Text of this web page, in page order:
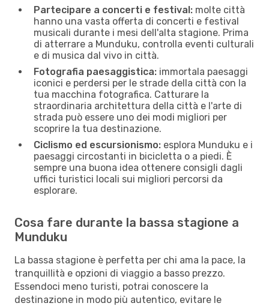
Partecipare a concerti e festival: molte città
hanno una vasta offerta di concerti e festival
musicali durante i mesi dell'alta stagione. Prima
di atterrare a Munduku, controlla eventi culturali
e di musica dal vivo in città.
Fotografia paesaggistica: immortala paesaggi
iconici e perdersi per le strade della città con la
tua macchina fotografica. Catturare la
straordinaria architettura della città e l'arte di
strada può essere uno dei modi migliori per
scoprire la tua destinazione.
Ciclismo ed escursionismo: esplora Munduku e i
paesaggi circostanti in bicicletta o a piedi. È
sempre una buona idea ottenere consigli dagli
uffici turistici locali sui migliori percorsi da
esplorare.
Cosa fare durante la bassa stagione a
Munduku
La bassa stagione è perfetta per chi ama la pace, la
tranquillità e opzioni di viaggio a basso prezzo.
Essendoci meno turisti, potrai conoscere la
destinazione in modo più autentico, evitare le